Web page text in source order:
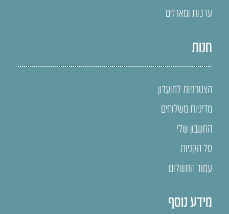
ערכות ומארזים
חנות
הצטרפות למועדון
מדיניות משלוחים
החשבון שלי
סל הקניות
עמוד התשלום
מידע נוסף